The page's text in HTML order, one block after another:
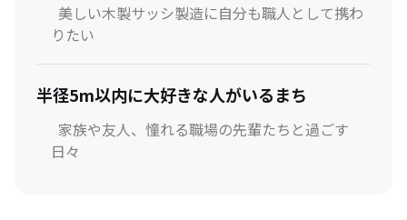
美しい木製サッシ製造に自分も職人として携わ
りたい
半径5m以内に大好きな人がいるまち
家族や友人、憧れる職場の先輩たちと過ごす
日々